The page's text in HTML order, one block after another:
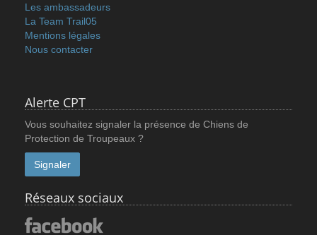
Les ambassadeurs
La Team Trail05
Mentions légales
Nous contacter
Alerte CPT
Vous souhaitez signaler la présence de Chiens de
Protection de Troupeaux ?
Signaler
Réseaux sociaux